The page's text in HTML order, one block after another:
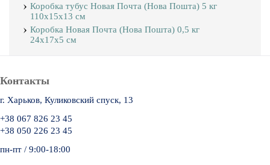
Коробка тубус Новая Почта (Нова Пошта) 5 кг
110х15х13 см
Коробка Новая Почта (Нова Пошта) 0,5 кг
24х17х5 см
Контакты
г. Харьков, Куликовский спуск, 13
+38 067 826 23 45
+38 050 226 23 45
пн-пт / 9:00-18:00